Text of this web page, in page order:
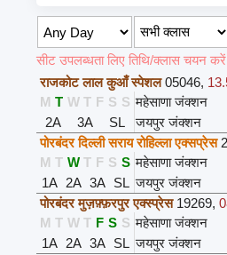
सीट उपलब्धता लिए तिथि/क्लास चयन
राजकोट लाल कुआँ स्पेशल 05046,
M T W T F S S महेसाणा जंक्शन
2A
3A SL जयपुर जंक्शन
पोरबंदर दिल्ली सराय रोहिल्ला एक्सप्रेस
M T W T F S S महेसाणा जंक्शन
1A 2A 3A SL जयपुर जंक्शन
पोरबंदर मुज़फ़्फ़रपुर एक्स्प्रेस 19269,
M T W T F S S महेसाणा जंक्शन
1A 2A 3A SL जयपुर जंक्शन